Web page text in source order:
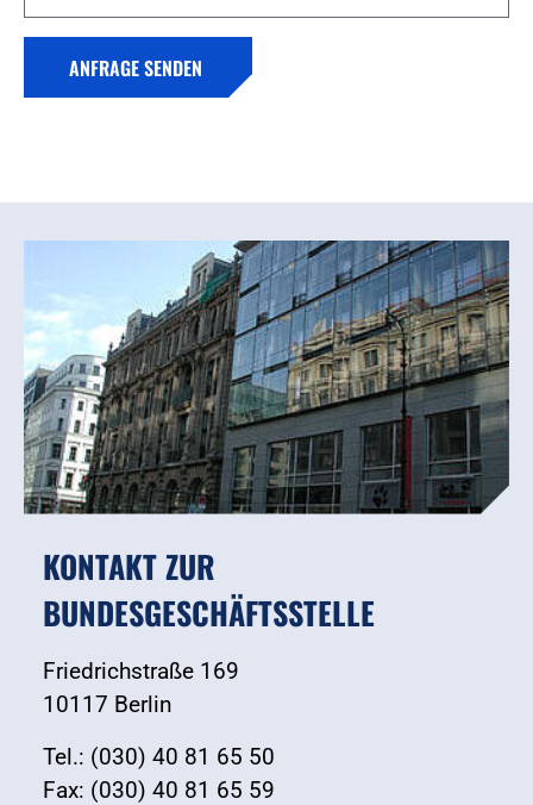
ANFRAGE SENDEN
KONTAKT ZUR
BUNDESGESCHÄFTSSTELLE
Friedrichstraße 169
10117 Berlin
Tel.: (030) 40 81 65 50
Fax: (030) 40 81 65 59